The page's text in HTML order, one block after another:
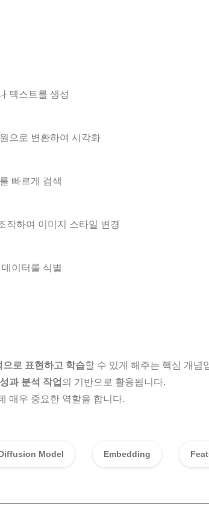
텍스트를 생성
으로 변환하여 시각화
빠르게 검색
작하여 이미지 스타일 변경
이터를 식별
으로 표현하고 학습할 수 있게 해주는 핵심 개념
과 분석 작업 의 기반으로 활용됩니다.
매우 중요한 역할을 합니다.
Model Embedding